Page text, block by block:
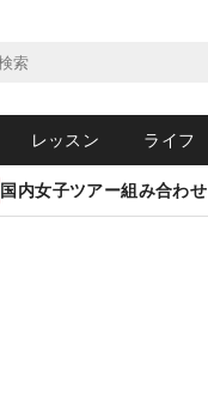
レッスン ライフ
国内女子ツアー組み合わせ